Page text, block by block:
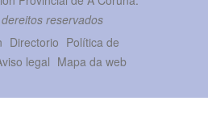
reservados
Directorio Política de
legal Mapa da web